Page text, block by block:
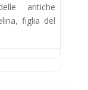
antiche
figlia del